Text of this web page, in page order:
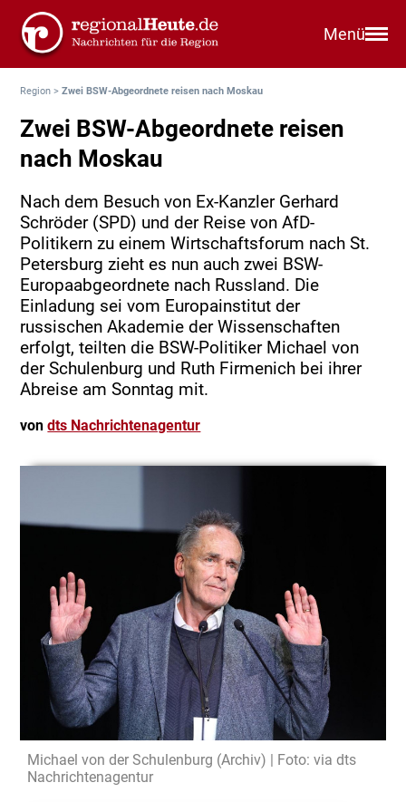
Menü
Region >Zwei BSW-Abgeordnete reisen nach Moskau
Zwei BSW-Abgeordnete reisen
nach Moskau
Nach dem Besuch von Ex-Kanzler Gerhard
Schröder (SPD) und der Reise von AfD-
Politikern zu einem Wirtschaftsforum nach St.
Petersburg zieht es nun auch zwei BSW-
Europaabgeordnete nach Russland. Die
Einladung sei vom Europainstitut der
russischen Akademie der Wissenschaften
erfolgt, teilten die BSW-Politiker Michael von
der Schulenburg und Ruth Firmenich bei ihrer
Abreise am Sonntag mit.
vondts Nachrichtenagentur
Michael von der Schulenburg (Archiv) | Foto: via dts
Nachrichtenagentur